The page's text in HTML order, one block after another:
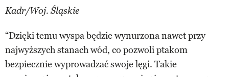
Kadr/Woj. Śląskie
“Dzięki temu wyspa będzie wynurzona nawet przy
najwyższych stanach wód, co pozwoli ptakom
bezpiecznie wyprowadzać swoje lęgi. Takie